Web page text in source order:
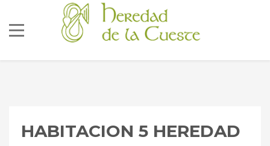
686 92 73 04
HABITACION 5 HEREDAD